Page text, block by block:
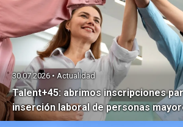
Talent+45: abrimos inscripciones
inserción laboral de personas
30.07.2026 • Actualidad